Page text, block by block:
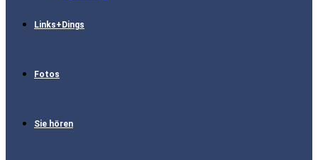
Links+Dings
Fotos
Sie hören